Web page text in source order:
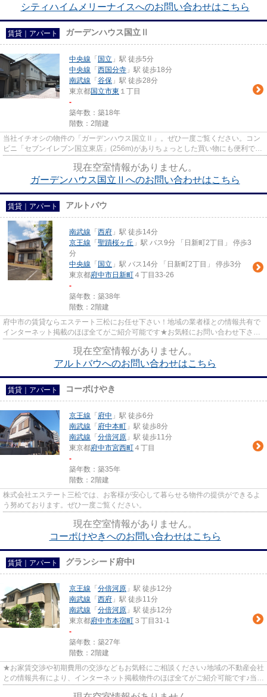
シティハイムメリーナイスへのお問い合わせはこちら
賃貸｜アパート ガーデンハウス国立Ⅱ
中央線 「 国立 」駅 徒歩5分
中央線 「 西国分寺 」駅 徒歩18分
南武線 「 谷保 」駅 徒歩28分
東京都国立市東 １丁目
-
築年数：築18年
階数：2階建
当社イチオシの物件の「ガーデンハウス国立Ⅱ」。ぜひ一度ご覧ください。コン
ビニ「セブンイレブン国立東店」(256m)がありちょっとした買い物にも便利で
現在空室情報がありません。
ガーデンハウス国立Ⅱへのお問い合わせはこちら
賃貸｜アパート アルトバウ
南武線 「 西府 」駅 徒歩14分
京王線 「 聖蹟桜ヶ丘 」駅 バス9分 「日新町2丁目」 停歩3
分
中央線 「 国立 」駅 バス14分 「日新町2丁目」 停歩3分
東京都府中市日新町 ４丁目33-26
-
築年数：築38年
階数：2階建
府中市の賃貸ならエステート三松にお任せ下さい！地域の業者様との情報共有で
インターネット掲載のほぼ全てがご紹介可能です★お気軽にお問い合わせ下さ
現在空室情報がありません。
アルトバウへのお問い合わせはこちら
賃貸｜アパート コーポけやき
京王線 「 府中 」駅 徒歩6分
南武線 「 府中本町 」駅 徒歩8分
南武線 「 分倍河原 」駅 徒歩11分
東京都府中市宮西町 ４丁目
-
築年数：築35年
階数：2階建
株式会社エステート三松では、お客様が安心して暮らせる物件の提供ができるよ
う努めております。ぜひ一度ご覧ください。
現在空室情報がありません。
コーポけやきへのお問い合わせはこちら
賃貸｜アパート グランシード府中I
京王線 「 分倍河原 」駅 徒歩12分
南武線 「 西府 」駅 徒歩11分
南武線 「 分倍河原 」駅 徒歩12分
東京都府中市本宿町 ３丁目31-1
-
築年数：築27年
階数：2階建
★お家賃交渉や初期費用の交渉などもお気軽にご相談ください♪地域の不動産会社
との情報共有により、インターネット掲載物件のほぼ全てがご紹介可能です♪当店